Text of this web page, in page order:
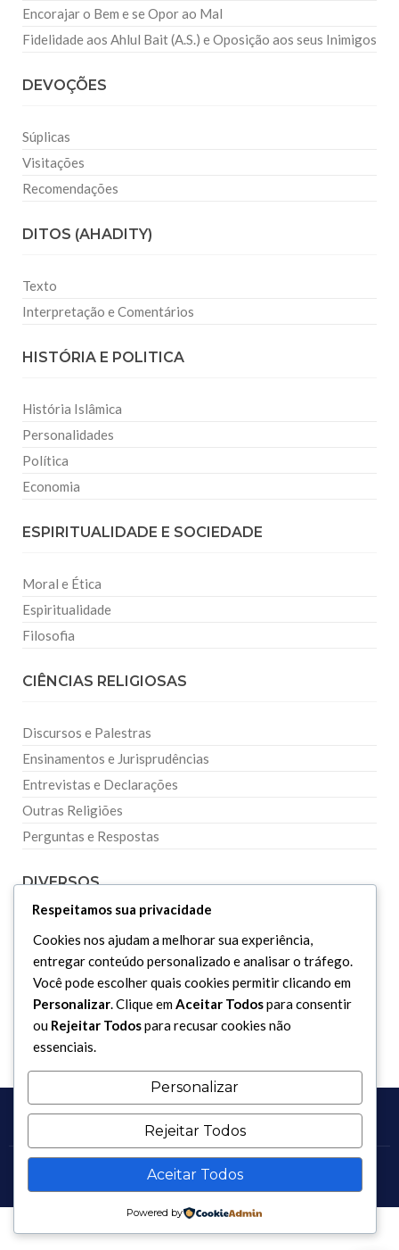
Encorajar o Bem e se Opor ao Mal
Fidelidade aos Ahlul Bait (A.S.) e Oposição aos seus Inimigos
DEVOÇÕES
Súplicas
Visitações
Recomendações
DITOS (AHADITY)
Texto
Interpretação e Comentários
HISTÓRIA E POLITICA
História Islâmica
Personalidades
Política
Economia
ESPIRITUALIDADE E SOCIEDADE
Moral e Ética
Espiritualidade
Filosofia
CIÊNCIAS RELIGIOSAS
Discursos e Palestras
Ensinamentos e Jurisprudências
Entrevistas e Declarações
Outras Religiões
Perguntas e Respostas
DIVERSOS
Curiosidades
Dicionário Islâmico
Downloads
Copyright 2017 - 2026 / Todos os direitos reservados.
Respeitamos sua privacidade
Cookies nos ajudam a melhorar sua experiência,
entregar conteúdo personalizado e analisar o tráfego.
Você pode escolher quais cookies permitir clicando em
Personalizar. Clique emAceitar Todospara consentir
ou Rejeitar Todospara recusar cookies não
essenciais.
Personalizar
Rejeitar Todos
Aceitar Todos
Powered by